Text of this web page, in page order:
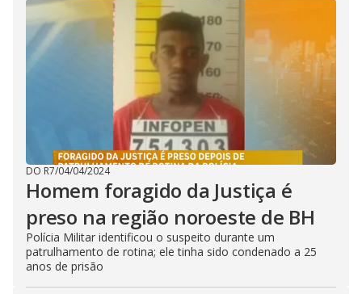
DO R7/04/04/2024
Homem foragido da Justiça é
preso na região noroeste de BH
Polícia Militar identificou o suspeito durante um
patrulhamento de rotina; ele tinha sido condenado a 25
anos de prisão